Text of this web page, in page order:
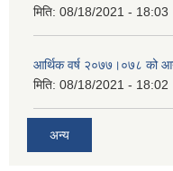
मिति: 08/18/2021 - 18:03
आर्थिक वर्ष २०७७।०७८ को
मिति: 08/18/2021 - 18:02
अन्य